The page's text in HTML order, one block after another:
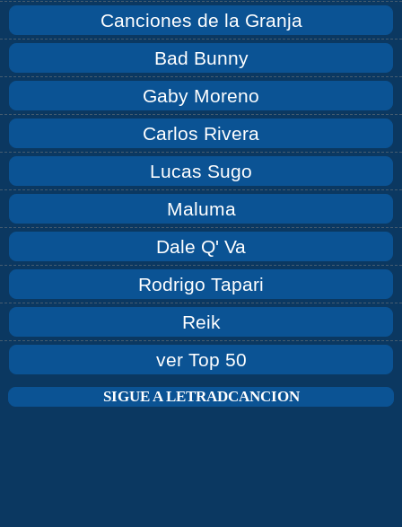
Canciones de la Granja
Bad Bunny
Gaby Moreno
Carlos Rivera
Lucas Sugo
Maluma
Dale Q' Va
Rodrigo Tapari
Reik
ver Top 50
SIGUE A LETRADCANCION